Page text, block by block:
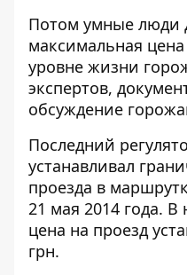
Потом умные люди
максимальная
уровне жизни
экспертов,
обсуждение
Последний
устанавливал
проезда в
21 мая 2014 года. В
цена на проезд
грн.